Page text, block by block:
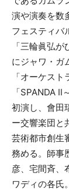
演や演奏を数
フェスティバ
「三輪眞弘
にジャワ・ガ
「オーケス
「SPANDA
初演し、會田
ー交響楽団と
芸術都市創生
務める。師事
彦、宅間斉、
ワディの各氏。